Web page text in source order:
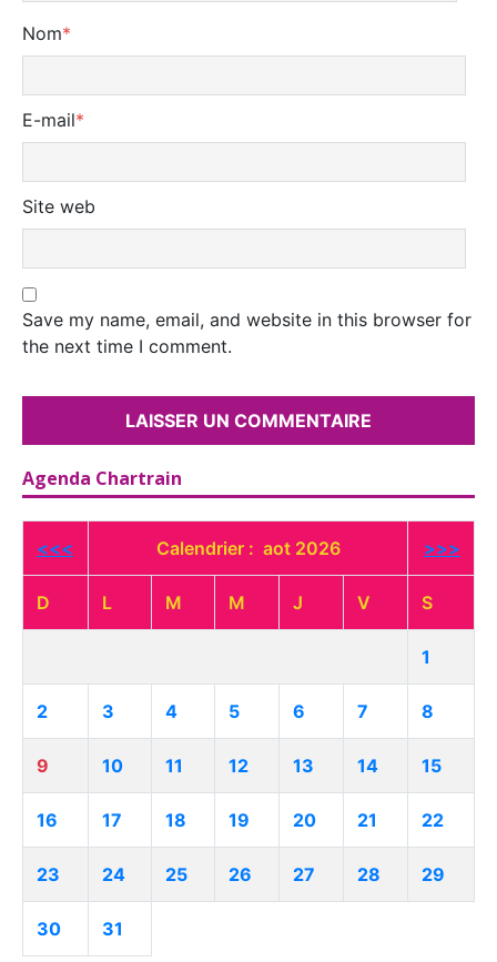
Nom*
E-mail*
Site web
Save my name, email, and website in this browser for
the next time I comment.
Agenda Chartrain
<<< Calendrier : aot 2026 >>>
D L M M J V S
1
2 3 4 5 6 7 8
9 10 11 12 13 14 15
16 17 18 19 20 21 22
23 24 25 26 27 28 29
30 31